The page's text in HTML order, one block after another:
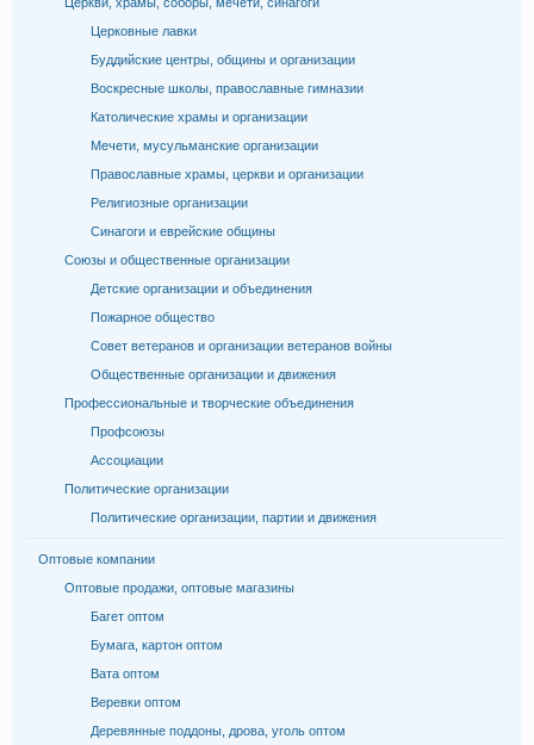
Церковные лавки
Буддийские центры, общины и организации
Воскресные школы, православные гимназии
Католические храмы и организации
Мечети, мусульманские организации
Православные храмы, церкви и организации
Религиозные организации
Синагоги и еврейские общины
Союзы и общественные организации
Детские организации и объединения
Пожарное общество
Совет ветеранов и организации ветеранов войны
Общественные организации и движения
Профессиональные и творческие объединения
Профсоюзы
Ассоциации
Политические организации
Политические организации, партии и движения
Оптовые компании
Оптовые продажи, оптовые магазины
Багет оптом
Бумага, картон оптом
Вата оптом
Веревки оптом
Деревянные поддоны, дрова, уголь оптом